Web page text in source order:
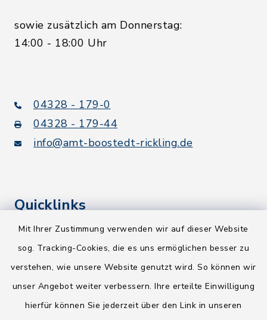
Mit Ihrer Zustimmung verwenden wir auf dieser Website
sog. Tracking-Cookies, die es uns ermöglichen besser zu
verstehen, wie unsere Website genutzt wird. So können wir
unser Angebot weiter verbessern. Ihre erteilte Einwilligung
hierfür können Sie jederzeit über den Link in unseren
sowie zusätzlich am Donnerstag:
14:00 - 18:00 Uhr
04328 - 179-0
04328 - 179-44
info@amt-boostedt-rickling.de
Quicklinks
Kreis Segeberg
NEU! Amtsbroschüre 2026
Holsteiner Auenland